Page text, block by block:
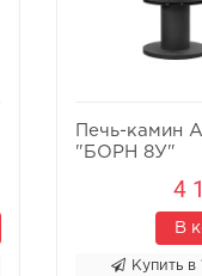
Печь-камин
"БОРН 8У"
4
В
Купить в